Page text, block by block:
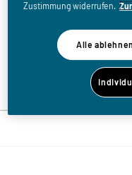
Zustimmung widerrufen.
Alle ablehnen